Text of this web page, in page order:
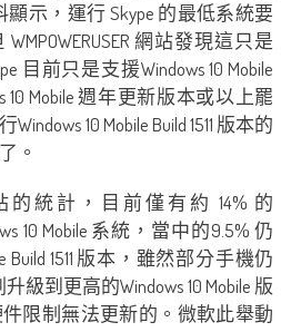
示，運行 Skype 的最低系統要
WMPOWERUSER 網站發現這只是
目前只是支援Windows 10 Mobile
10 Mobile 週年更新版本或以上罷
10 Mobile Build 1511 版本的
。
站的統計，目前僅有約 14% 的
10 Mobile 系統，當中的9.5% 仍
Build 1511 版本，雖然部分手機仍
級到更高的Windows 10 Mobile 版
限制無法更新的。微軟此舉動